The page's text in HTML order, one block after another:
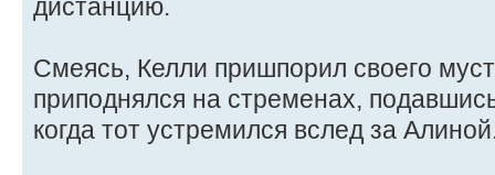
дистанцию.
Смеясь, Келли пришпорил своего
приподнялся на стременах,
когда тот устремился вслед за